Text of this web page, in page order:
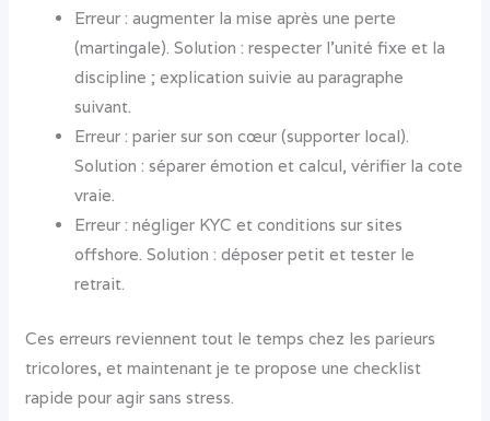
Erreur : augmenter la mise après une perte
(martingale). Solution : respecter l’unité fixe et la
discipline ; explication suivie au paragraphe
suivant.
Erreur : parier sur son cœur (supporter local).
Solution : séparer émotion et calcul, vérifier la cote
vraie.
Erreur : négliger KYC et conditions sur sites
offshore. Solution : déposer petit et tester le
retrait.
Ces erreurs reviennent tout le temps chez les parieurs
tricolores, et maintenant je te propose une checklist
rapide pour agir sans stress.